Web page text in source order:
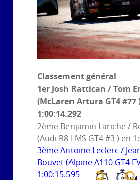
Classement général
1er Josh Rattican / Tom
(McLaren Artura GT4 #77
1:00:14.292
2ème Benjamin Lariche /
(Audi R8 LMS GT4 #3 ) en
3ème Antoine Leclerc /
Bouvet (Alpine A110 GT4
1:00:15.595